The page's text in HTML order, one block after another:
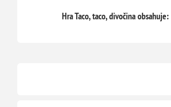
Hra Taco, taco, divočina obsahuje: